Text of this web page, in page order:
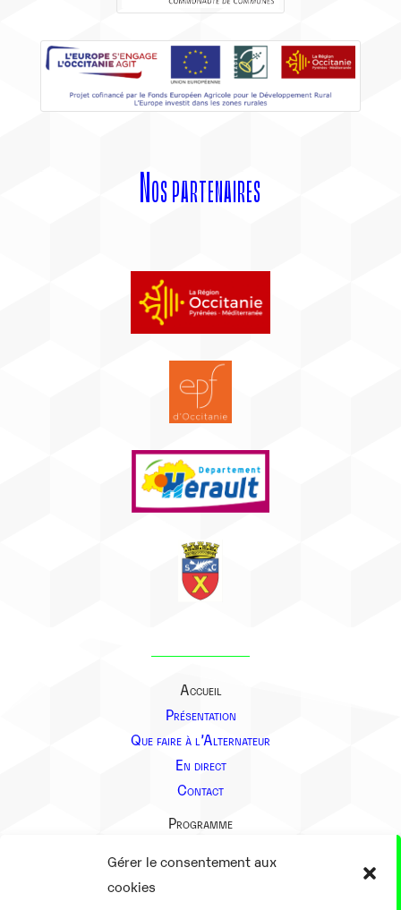
Gérer le consentement aux
cookies
Nos partenaires
Accueil
Présentation
Que faire à l’Alternateur
En direct
Contact
Programme
Présentation